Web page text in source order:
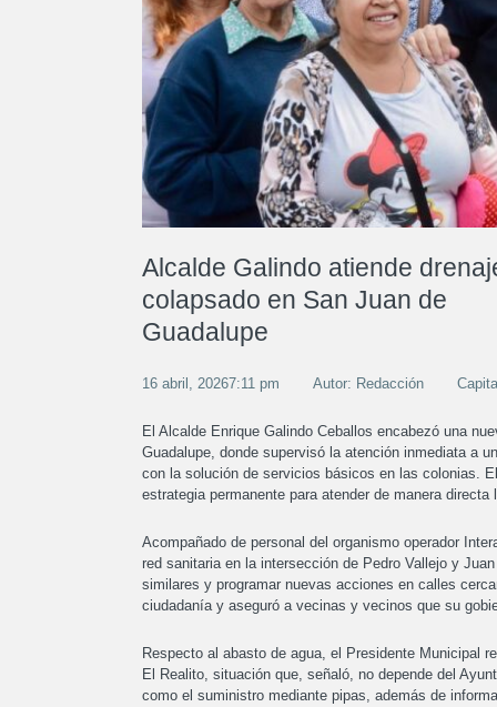
Alcalde Galindo atiende
colapsado en San Juan de
Guadalupe
16 abril, 20267:11 pm Autor: Redacción
El Alcalde Enrique Galindo Ceballos encabezó una
Guadalupe, donde supervisó la atención inmediata a
con la solución de servicios básicos en las colonias.
estrategia permanente para atender de manera
Acompañado de personal del organismo operador
red sanitaria en la intersección de Pedro Vallejo y
similares y programar nuevas acciones en calles
ciudadanía y aseguró a vecinas y vecinos que su
Respecto al abasto de agua, el Presidente Municipal
El Realito, situación que, señaló, no depende del
como el suministro mediante pipas, además de